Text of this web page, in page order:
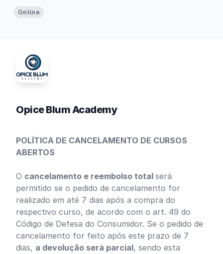
Online
Opice Blum Academy
POLÍTICA DE CANCELAMENTO DE CURSOS
ABERTOS
O cancelamento e reembolso total será
permitido se o pedido de cancelamento for
realizado em até 7 dias após a compra do
respectivo curso, de acordo com o art. 49 do
Código de Defesa do Consumidor. Se o pedido de
cancelamento for feito após este prazo de 7
dias, a devolução será parcial, sendo esta